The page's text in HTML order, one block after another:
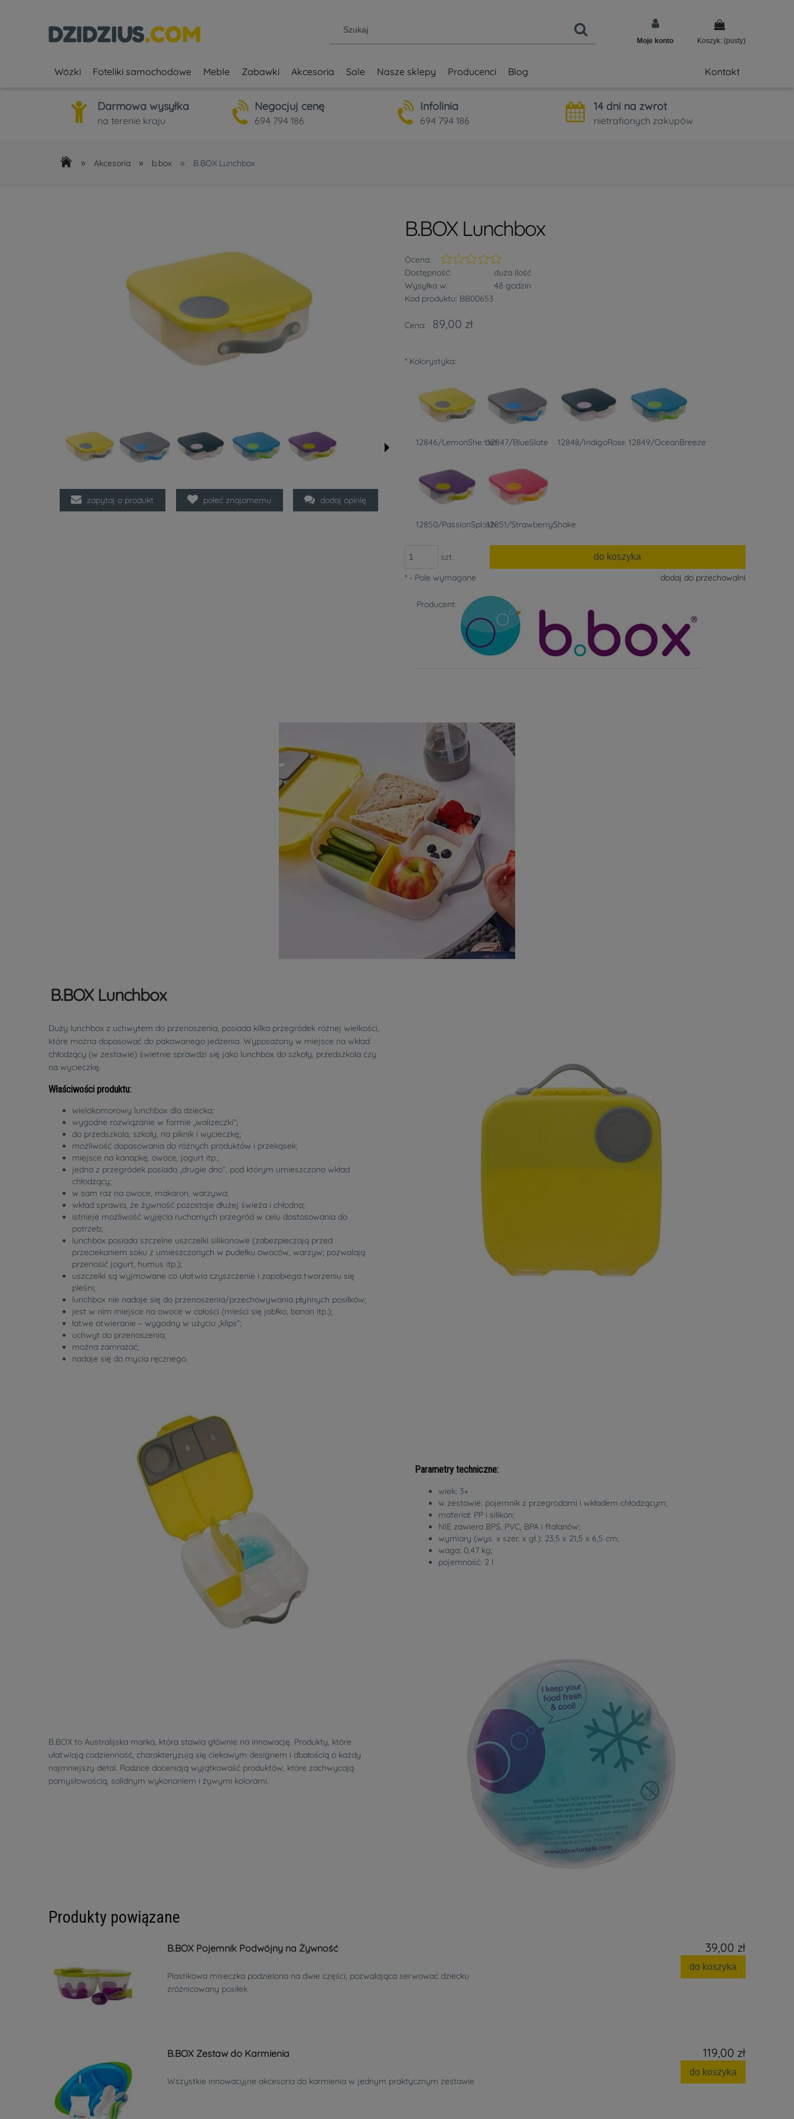
Koszyk: (pusty)
Moje konto
Wózki Foteliki samochodowe Meble Zabawki Akcesoria Sale Nasze sklepy Producenci Blog Kontakt
Darmowa wysyłka
na terenie kraju
Negocjuj cenę
694 794 186
Infolinia
694 794 186
14 dni na zwrot
nietrafionych zakupów
» Akcesoria » b.box » B.BOX Lunchbox
zapytaj o produkt poleć znajomemu dodaj opinię
B.BOX Lunchbox
Ocena:
Dostępność:
duża ilość
Wysyłka w:
48 godzin
Kod produktu: BB00653
Cena: 89,00 zł
*Kolorystyka:
12846/LemonSherbet12847/BlueSlate 12848/IndigoRose 12849/OceanBreeze
12850/PassionSplash12851/StrawberryShake
szt.
do koszyka
dodaj do przechowalni
*- Pole wymagane
Producent:
B.BOX Lunchbox
Duży lunchbox z uchwytem do przenoszenia, posiada kilka przegródek różnej wielkości,
które można dopasować do pakowanego jedzenia. Wyposażony w miejsce na wkład
chłodzący (w zestawie) świetnie sprawdzi się jako lunchbox do szkoły, przedszkola czy
na wycieczkę.
Właściwości produktu:
wielokomorowy lunchbox dla dziecka;
wygodne rozwiązanie w formie „walizeczki”;
do przedszkola, szkoły, na piknik i wycieczkę;
możliwość dopasowania do różnych produktów i przekąsek;
miejsce na kanapkę, owoce, jogurt itp.;
jedna z przegródek posiada „drugie dno”, pod którym umieszczono wkład
chłodzący;
w sam raz na owoce, makaron, warzywa;
wkład sprawia, że żywność pozostaje dłużej świeża i chłodna;
istnieje możliwość wyjęcia ruchomych przegród w celu dostosowania do
potrzeb;
lunchbox posiada szczelne uszczelki silikonowe (zabezpieczają przed
przeciekaniem soku z umieszczonych w pudełku owoców, warzyw; pozwalają
przenosić jogurt, humus itp.);
uszczelki są wyjmowane co ułatwia czyszczenie i zapobiega tworzeniu się
pleśni;
lunchbox nie nadaje się do przenoszenia/przechowywania płynnych posiłków;
jest w nim miejsce na owoce w całości (mieści się jabłko, banan itp.);
łatwe otwieranie – wygodny w użyciu „klips”;
uchwyt do przenoszenia;
można zamrażać;
nadaje się do mycia ręcznego.
Parametry techniczne:
wiek: 3+
w zestawie: pojemnik z przegrodami i wkładem chłodzącym;
materiał: PP i silikon;
NIE zawiera BPS, PVC, BPA i ftalanów;
wymiary (wys. x szer. x gł.): 23,5 x 21,5 x 6,5 cm;
waga: 0,47 kg;
pojemność: 2 l
B.BOX to Australijska marka, która stawia głównie na innowację. Produkty, które
ułatwiają codzienność, charakteryzują się ciekawym designem i dbałością o każdy
najmniejszy detal. Rodzice doceniają wyjątkowość produktów, które zachwycają
pomysłowością, solidnym wykonaniem i żywymi kolorami.
Produkty powiązane
B.BOX Pojemnik Podwójny na Żywność
Plastikowa miseczka podzielona na dwie części, pozwalająca serwować dziecku
zróżnicowany posiłek
39,00 zł
do koszyka
B.BOX Zestaw do Karmienia
Wszystkie innowacyjne akcesoria do karmienia w jednym praktycznym zestawie
119,00 zł
do koszyka